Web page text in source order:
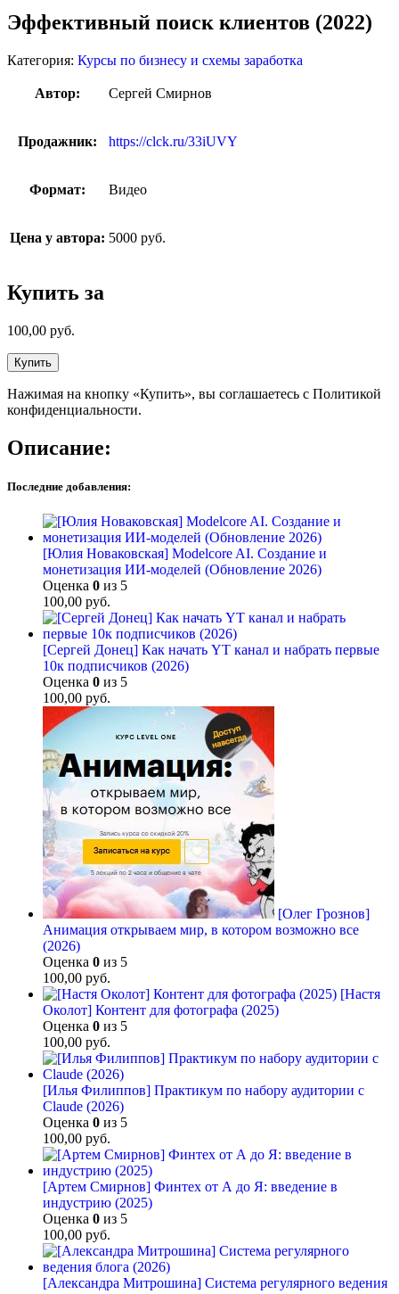
Эффективный поиск клиентов (2022)
Категория: Курсы по бизнесу и схемы заработка
Автор: Сергей Смирнов
Продажник: https://clck.ru/33iUVY
Формат: Видео
Цена у автора: 5000 руб.
Купить за
100,00 руб.
Купить
Нажимая на кнопку «Купить», вы соглашаетесь с Политикой
конфиденциальности.
Описание:
Последние добавления:
[Юлия Новаковская] Modelcore AI. Создание и
монетизация ИИ-моделей (Обновление 2026)
Оценка 0 из 5
100,00 руб.
[Сергей Донец] Как начать YT канал и набрать первые
10к подписчиков (2026)
Оценка 0 из 5
100,00 руб.
[Олег Грознов]
Анимация открываем мир, в котором возможно все
(2026)
Оценка 0 из 5
100,00 руб.
[Настя
Околот] Контент для фотографа (2025)
Оценка 0 из 5
100,00 руб.
[Илья Филиппов] Практикум по набору аудитории с
Claude (2026)
Оценка 0 из 5
100,00 руб.
[Артем Смирнов] Финтех от А до Я: введение в
индустрию (2025)
Оценка 0 из 5
100,00 руб.
[Александра Митрошина] Система регулярного ведения